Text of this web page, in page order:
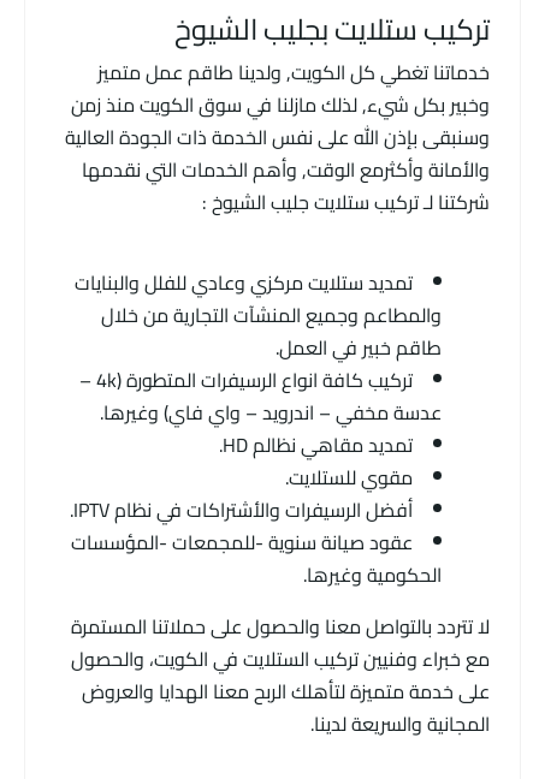
تركيب ستلايت بجليب الشيوخ
خدماتنا تغطي كل الكويت, ولدينا طاقم عمل متميز
وخبير بكل شيء, لذلك مازلنا في سوق الكويت منذ زمن
وسنبقى بإذن الله على نفس الخدمة ذات الجودة العالية
والأمانة وأكثرمع الوقت, وأهم الخدمات التي نقدمها
شركتنا لـ تركيب ستلايت جليب الشيوخ :
تمديد ستلايت مركزي وعادي للفلل والبنايات
والمطاعم وجميع المنشآت التجارية من خلال
طاقم خبير في العمل.
تركيب كافة انواع الرسيفرات المتطورة (4k –
عدسة مخفي – اندرويد – واي فاي) وغيرها.
تمديد مقاهي نظالم HD.
مقوي للستلايت.
أفضل الرسيفرات والأشتراكات في نظام IPTV.
عقود صيانة سنوية -للمجمعات -المؤسسات
الحكومية وغيرها.
لا تتردد بالتواصل معنا والحصول على حملاتنا المستمرة
مع خبراء وفنيين تركيب الستلايت في الكويت، والحصول
على خدمة متميزة لتأهلك الربح معنا الهدايا والعروض
المجانية والسريعة لدينا.